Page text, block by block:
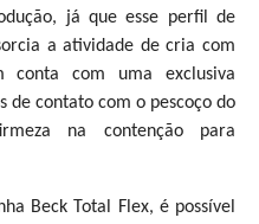
já que esse perfil de
a atividade de cria com
conta com uma exclusiva
de contato com o pescoço do
na contenção para
Beck Total Flex, é possível